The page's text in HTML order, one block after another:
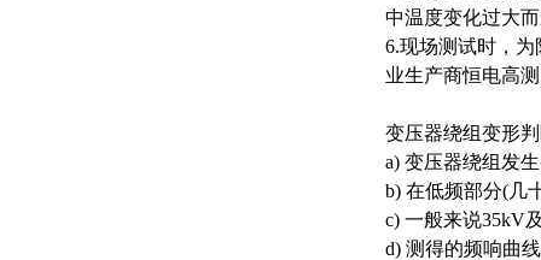
中温度变化过大
6.现场测试时，
业生产商恒电高
变压器绕组变形
a) 变压器绕组发
b) 在低频部分(几
c) 一般来说35kV
d) 测得的频响曲